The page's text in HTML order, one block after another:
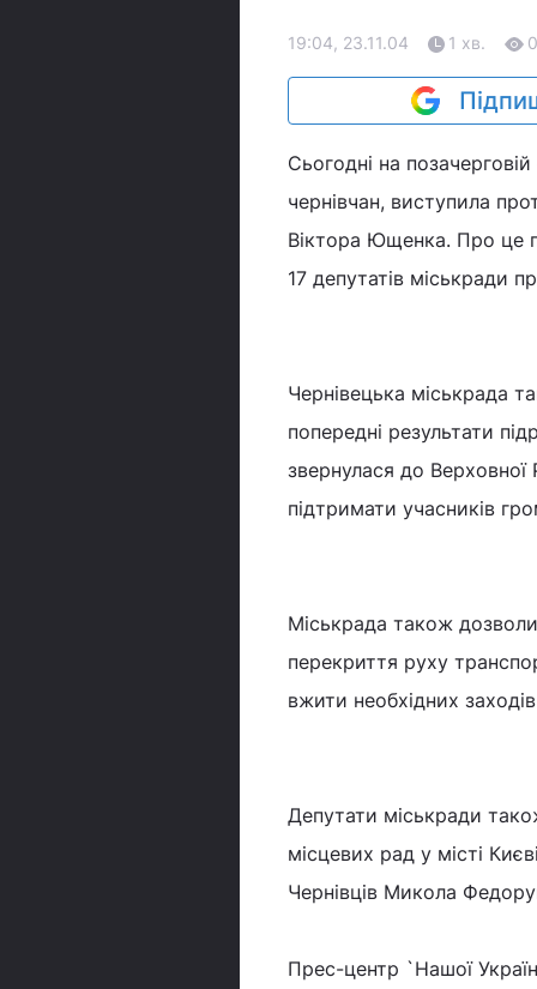
19:04, 23.11.04 1 хв. 0
Сьогодні на
чернівчан, виступила
Віктора Ющенка. Про це
17 депутатів міськради
Чернівецька міськрада
попередні результати
звернулася до
підтримати учасників
Міськрада також
перекриття руху
вжити необхідних
Депутати міськради
місцевих рад у місті
Чернівців Микола
Прес-центр `Нашої